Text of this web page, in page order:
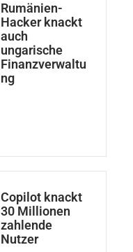
Rumänien-
Hacker knackt
auch
ungarische
Finanzverwaltu
ng
Copilot knackt
30 Millionen
zahlende
Nutzer